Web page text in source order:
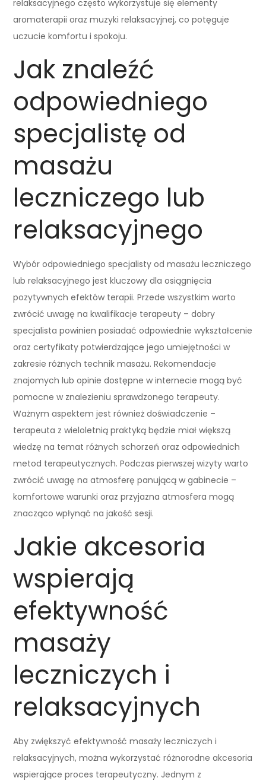
relaksacyjnego często wykorzystuje się elementy
aromaterapii oraz muzyki relaksacyjnej, co potęguje
uczucie komfortu i spokoju.
Jak znaleźć
odpowiedniego
specjalistę od
masażu
leczniczego lub
relaksacyjnego
Wybór odpowiedniego specjalisty od masażu leczniczego
lub relaksacyjnego jest kluczowy dla osiągnięcia
pozytywnych efektów terapii. Przede wszystkim warto
zwrócić uwagę na kwalifikacje terapeuty – dobry
specjalista powinien posiadać odpowiednie wykształcenie
oraz certyfikaty potwierdzające jego umiejętności w
zakresie różnych technik masażu. Rekomendacje
znajomych lub opinie dostępne w internecie mogą być
pomocne w znalezieniu sprawdzonego terapeuty.
Ważnym aspektem jest również doświadczenie –
terapeuta z wieloletnią praktyką będzie miał większą
wiedzę na temat różnych schorzeń oraz odpowiednich
metod terapeutycznych. Podczas pierwszej wizyty warto
zwrócić uwagę na atmosferę panującą w gabinecie –
komfortowe warunki oraz przyjazna atmosfera mogą
znacząco wpłynąć na jakość sesji.
Jakie akcesoria
wspierają
efektywność
masaży
leczniczych i
relaksacyjnych
Aby zwiększyć efektywność masaży leczniczych i
relaksacyjnych, można wykorzystać różnorodne akcesoria
wspierające proces terapeutyczny. Jednym z